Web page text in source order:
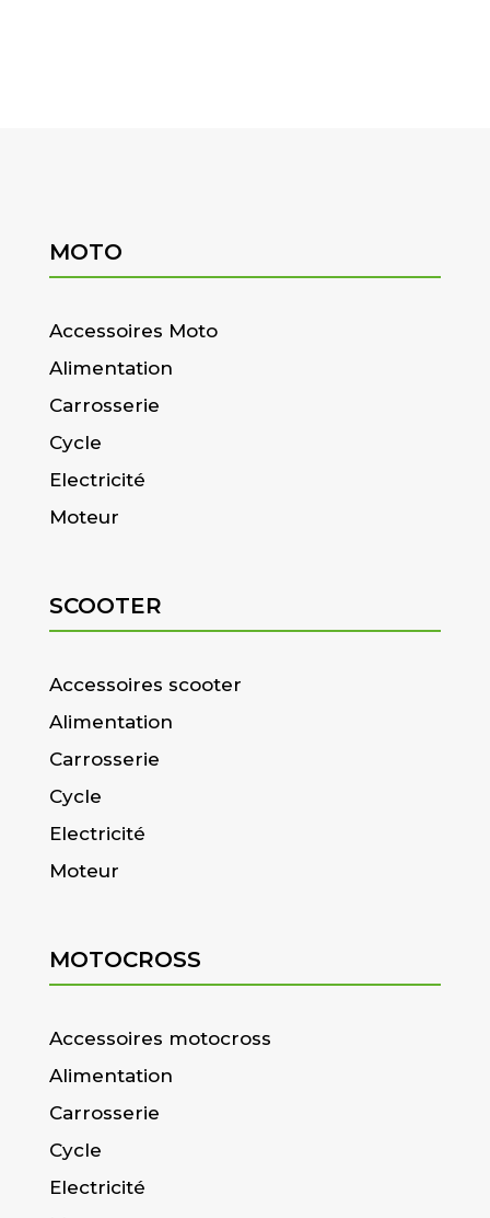
MOTO
Accessoires Moto
Alimentation
Carrosserie
Cycle
Electricité
Moteur
SCOOTER
Accessoires scooter
Alimentation
Carrosserie
Cycle
Electricité
Moteur
MOTOCROSS
Accessoires motocross
Alimentation
Carrosserie
Cycle
Electricité